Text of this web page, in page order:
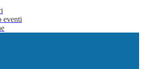
eventi